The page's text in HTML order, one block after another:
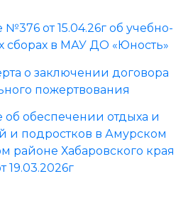
от 15.04.26г об учебно-
сборах в МАУ ДО «Юность»
о заключении договора
пожертвования
об обеспечении отдыха и
и подростков в Амурском
районе Хабаровского края
19.03.2026г